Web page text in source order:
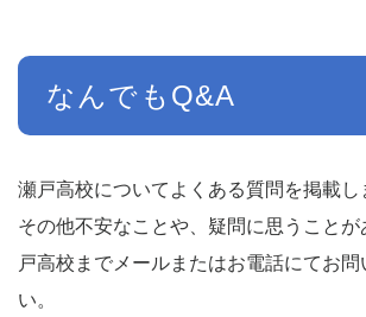
なんでもQ&A
瀬戸高校についてよくある質問を掲載し
その他不安なことや、疑問に思うこと
戸高校までメールまたはお電話にてお問
い。